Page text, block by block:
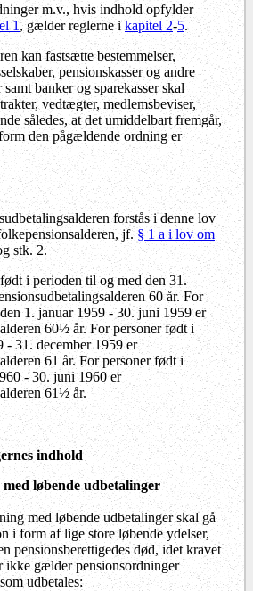
m.v., hvis indhold opfylder
1, gælder reglerne ikapitel 2-5.
kan fastsætte bestemmelser,
pensionskasser og andre
banker og sparekasser skal
vedtægter, medlemsbeviser,
således, at det umiddelbart fremgår,
den pågældende ordning er
forstås i denne lov
jf. § 1 a i lov om
stk. 2.
i perioden til og med den 31.
60 år. For
1. januar 1959 - 30. juni 1959 er
60½ år. For personer født i
31. december 1959 er
61 år. For personer født i
- 30. juni 1960 er
61½ år.
indhold
løbende udbetalinger
med løbende udbetalinger skal gå
i form af lige store løbende ydelser,
pensionsberettigedes død, idet kravet
ikke gælder pensionsordninger
udbetales: